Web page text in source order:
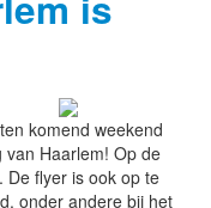
komend weekend
Haarlem! Op de
De flyer is ook op te
onder andere bij het